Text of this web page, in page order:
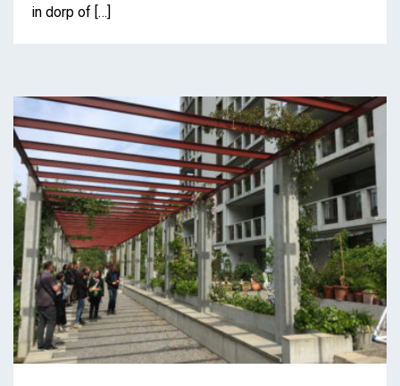
in dorp of […]